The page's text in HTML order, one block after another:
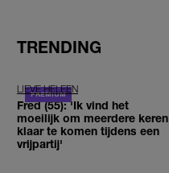
TRENDING
LIEVE HELEEN
Fred (55): 'Ik vind het
moeilijk om meerdere keren
klaar te komen tijdens een
vrijpartij'